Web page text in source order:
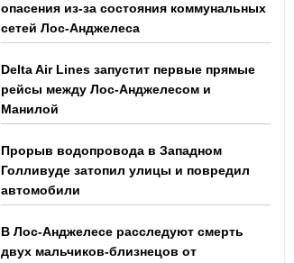
опасения из-за состояния коммунальных
сетей Лос-Анджелеса
Delta Air Lines запустит первые прямые
рейсы между Лос-Анджелесом и
Манилой
Прорыв водопровода в Западном
Голливуде затопил улицы и повредил
автомобили
В Лос-Анджелесе расследуют смерть
двух мальчиков-близнецов от